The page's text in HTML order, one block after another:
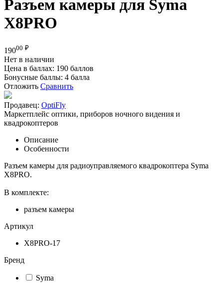
Разъем камеры для Syma
X8PRO
19000 ₽
Нет в наличии
Цена в баллах: 190 баллов
Бонусные баллы: 4 балла
Отложить Сравнить
Продавец: OptiFly
Маркетплейс оптики, приборов ночного видения и
квадрокоптеров
Описание
Особенности
Разъем камеры для радиоуправляемого квадрокоптера Syma
X8PRO.
В комплекте:
разъем камеры
Артикул
X8PRO-17
Бренд
Syma